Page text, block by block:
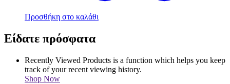
Προσθήκη στο καλάθι
Είδατε πρόσφατα
Recently Viewed Products is a function which helps you keep
track of your recent viewing history.
Shop Now